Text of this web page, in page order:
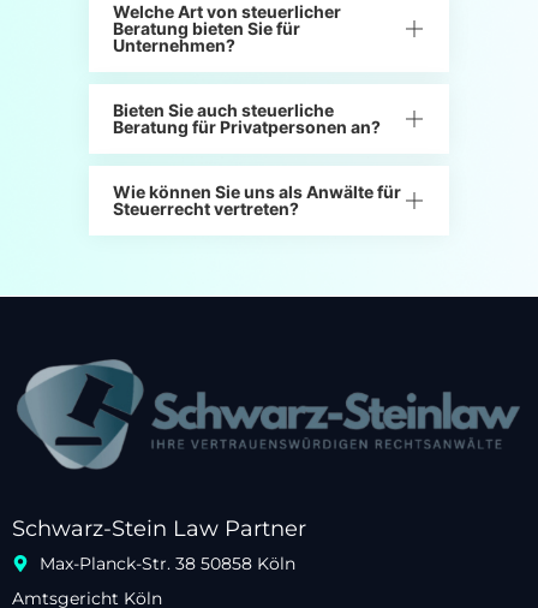
Welche Art von steuerlicher
Beratung bieten Sie für
Unternehmen?
Bieten Sie auch steuerliche
Beratung für Privatpersonen an?
Wie können Sie uns als Anwälte für
Steuerrecht vertreten?
Schwarz-Stein Law Partner
Max-Planck-Str. 38 50858 Köln
Amtsgericht Köln